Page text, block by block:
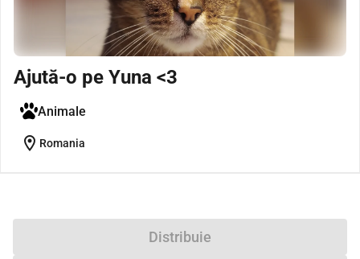
Ajută-o pe Yuna <3
Animale
location_on Romania
Distribuie